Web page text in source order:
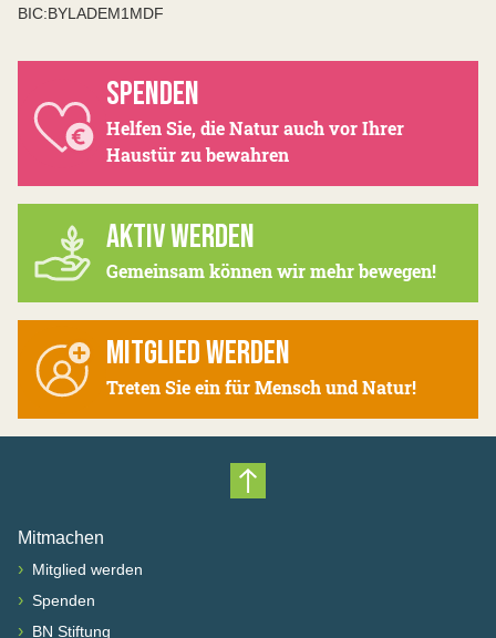
BIC:BYLADEM1MDF
SPENDEN
Helfen Sie, die Natur auch vor Ihrer
Haustür zu bewahren
AKTIV WERDEN
Gemeinsam können wir mehr bewegen!
MITGLIED WERDEN
Treten Sie ein für Mensch und Natur!
Nach oben scrollen
Mitmachen
› Mitglied werden
› Spenden
› BN Stiftung